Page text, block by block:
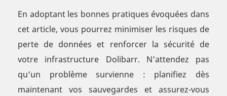
En adoptant les bonnes pratiques évoquées dans
cet article, vous pourrez minimiser les risques de
perte de données et renforcer la sécurité de
votre infrastructure Dolibarr. N'attendez pas
qu’un problème survienne : planifiez dès
maintenant vos sauvegardes et assurez-vous